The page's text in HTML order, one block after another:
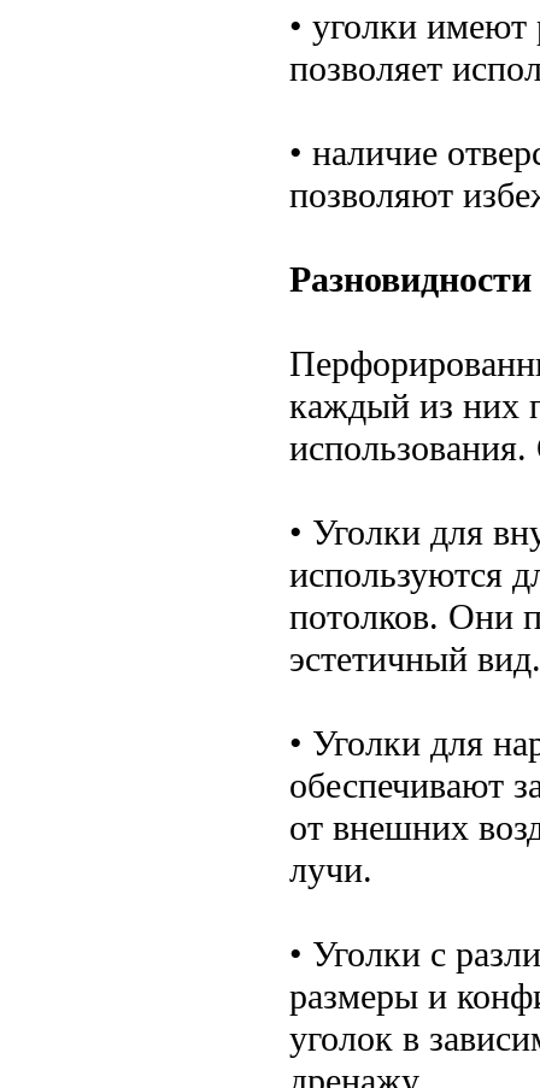
• уголки
позволяет
• наличие
позволяют
каждый из них
• Уголки для
используются
потолков. Они
эстетичный вид.
• Уголки для
обеспечивают
от внешних
лучи.
• Уголки с
размеры и
уголок в